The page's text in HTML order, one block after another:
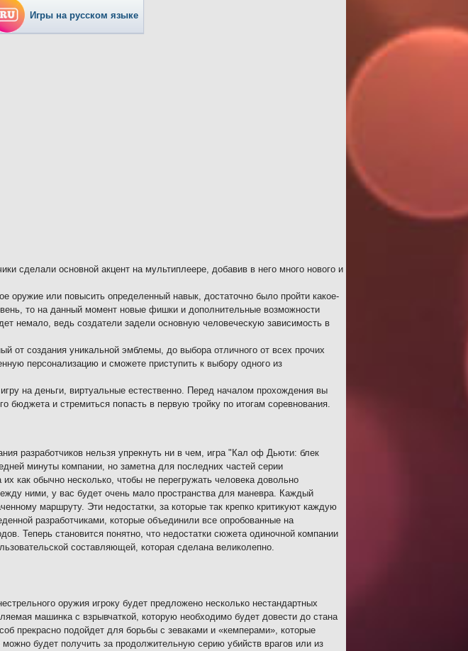
Игры на русском языке
сделали основной акцент на мультиплеере, добавив в него много нового и
оружие или повысить определенный навык, достаточно было пройти какое-
то на данный момент новые фишки и дополнительные возможности
немало, ведь создатели задели основную человеческую зависимость в
от создания уникальной эмблемы, до выбора отличного от всех прочих
персонализацию и сможете приступить к выбору одного из
на деньги, виртуальные естественно. Перед началом прохождения вы
бюджета и стремиться попасть в первую тройку по итогам соревнования.
разработчиков нельзя упрекнуть ни в чем, игра "Кал оф Дьюти: блек
минуты компании, но заметна для последних частей серии
как обычно несколько, чтобы не перегружать человека довольно
ними, у вас будет очень мало пространства для маневра. Каждый
маршруту. Эти недостатки, за которые так крепко критикуют каждую
разработчиками, которые объединили все опробованные на
Теперь становится понятно, что недостатки сюжета одиночной компании
составляющей, которая сделана великолепно.
оружия игроку будет предложено несколько нестандартных
машинка с взрывчаткой, которую необходимо будет довести до стана
прекрасно подойдет для борьбы с зеваками и «кемперами», которые
будет получить за продолжительную серию убийств врагов или из